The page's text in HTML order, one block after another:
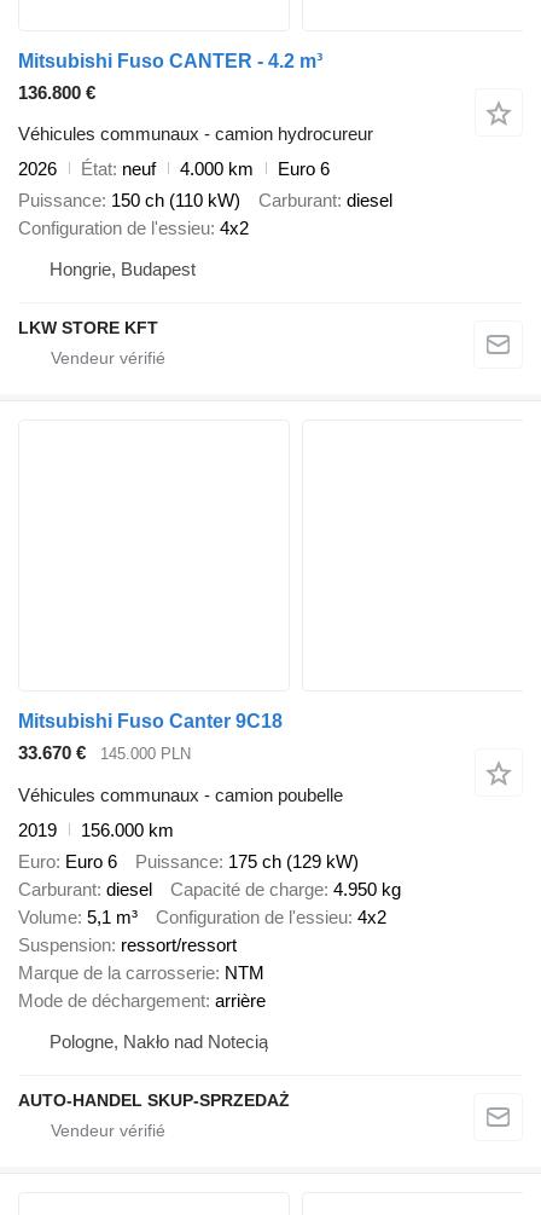
Mitsubishi Fuso CANTER - 4.2 m³
136.800 €
Véhicules communaux - camion hydrocureur
2026
État neuf 4.000 km
Euro 6
Puissance 150 ch (110 kW) Carburant diesel
Configuration de l'essieu 4x2
Hongrie, Budapest
LKW STORE KFT
Mitsubishi Fuso Canter 9C18
33.670 €
145.000 PLN
Véhicules communaux - camion poubelle
2019
156.000 km
Euro Euro 6 Puissance 175 ch (129 kW)
Carburant diesel Capacité de charge 4.950 kg
Volume 5,1 m³ Configuration de l'essieu 4x2
Suspension ressort/ressort
Marque de la carrosserie NTM
Mode de déchargement arrière
Pologne, Nakło nad Notecią
AUTO-HANDEL SKUP-SPRZEDAŻ